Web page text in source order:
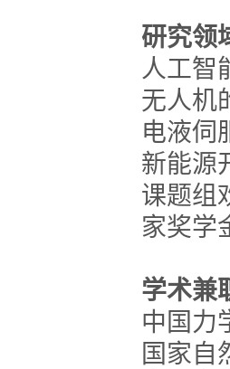
研究领
人工智
无人机
电液伺
新能源
课题组
家奖学
学术兼
中国力
国家自